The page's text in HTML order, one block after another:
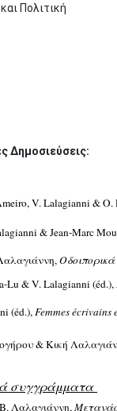
Πολιτική
Δημοσιεύσεις:
V. Lalagianni & O.
& Jean-Marc
Lu & V. Lalagianni (éd.),
(éd.),Femmes écrivains
& Κική
συγγράμματα
Λαλαγιάννη,